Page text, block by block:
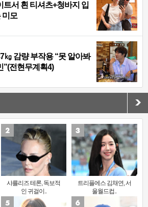
트서 흰 티셔츠+청바지 입
미모
감량 부작용 “못 알아봐
”(전현무계획4)
샤를리즈 테론, 독보적
인 귀걸이..
트리플에스 김채연, 서
울월드컵..